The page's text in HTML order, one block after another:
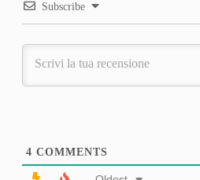
Subscribe
4 COMMENTS